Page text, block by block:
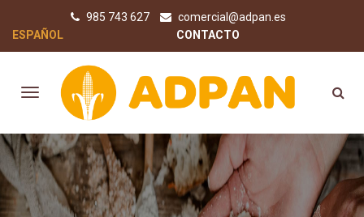
985 743 627
comercial@adpan.es
CONTACTO
ESPAÑOL